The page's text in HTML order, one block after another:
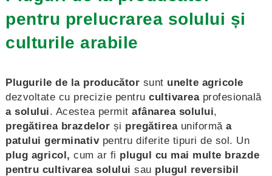
pentru prelucrarea solului și
culturile arabile
Plugurile de la producător sunt unelte agricole
dezvoltate cu precizie pentru cultivareaprofesională
a solului. Acestea permit afânarea solului,
pregătirea brazdelor și pregătireauniformă a
patului germinativpentru diferite tipuri de sol. Un
plug agricol, cum ar fi plugul cu mai multe brazde
pentru cultivarea solului sau plugul reversibil